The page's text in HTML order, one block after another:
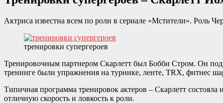
Актриса известна всем по роли в сериале «Мстители». Роль
тренировки супергероев
Тренировочным партнером Скарлетт был Бобби Стром. Он
тренинге были упражнения на турнике, ленте, TRX, фитнес
Типичная программа тренировок актеров – Скарлетт
отличную скорость и ловкость к роли.